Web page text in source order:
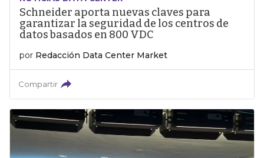
Schneider aporta nuevas claves para
garantizar la seguridad de los centros de
datos basados en 800 VDC
por Redacción Data Center Market
Compartir